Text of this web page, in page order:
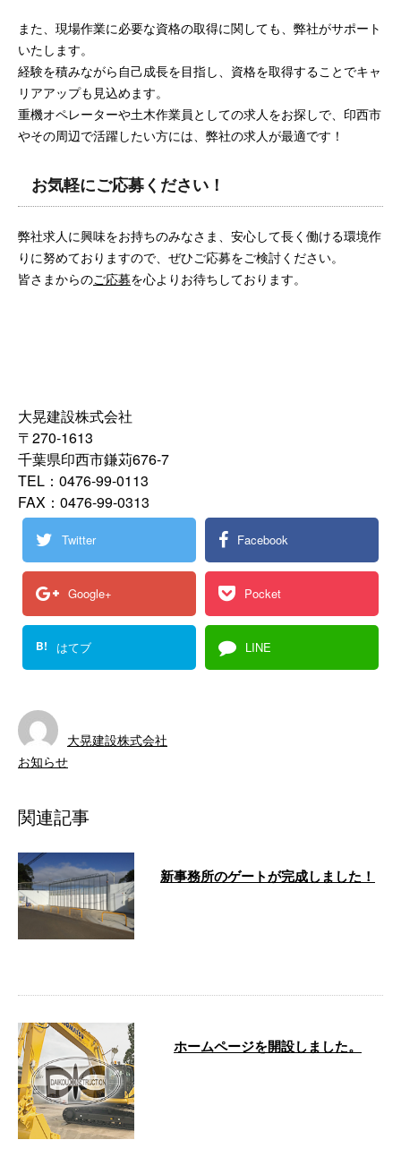
また、現場作業に必要な資格の取得に関しても、弊社がサポート
いたします。
経験を積みながら自己成長を目指し、資格を取得することでキャ
リアアップも見込めます。
重機オペレーターや土木作業員としての求人をお探しで、印西市
やその周辺で活躍したい方には、弊社の求人が最適です！
お気軽にご応募ください！
弊社求人に興味をお持ちのみなさま、安心して長く働ける環境作
りに努めておりますので、ぜひご応募をご検討ください。
皆さまからのご応募を心よりお待ちしております。
大晃建設株式会社
〒270-1613
千葉県印西市鎌苅676-7
TEL：0476-99-0113
FAX：0476-99-0313
Twitter Facebook
Google+ Pocket
B! はてブ LINE
大晃建設株式会社
お知らせ
関連記事
新事務所のゲートが完成しました！
ホームページを開設しました。